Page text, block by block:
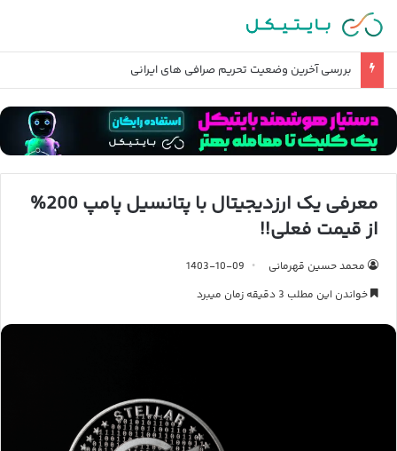
بررسی آخرین وضعیت تحریم صرافی های ایرانی
معرفی یک ارزدیجیتال با پتانسیل پامپ 200%
از قیمت فعلی!!
محمد حسین قهرمانی
1403-10-09
خواندن این مطلب 3 دقیقه زمان میبرد